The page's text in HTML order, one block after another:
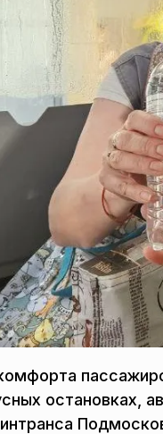
остановках,